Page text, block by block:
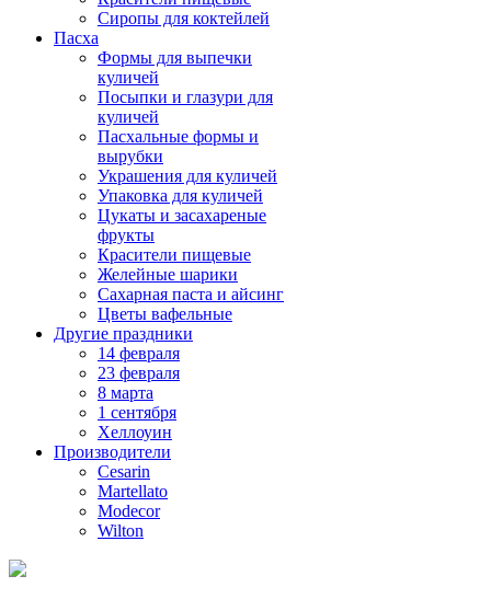
Сиропы для коктейлей
Пасха
Формы для выпечки
куличей
Посыпки и глазури для
куличей
Пасхальные формы и
вырубки
Украшения для куличей
Упаковка для куличей
Цукаты и засахареные
фрукты
Красители пищевые
Желейные шарики
Сахарная паста и айсинг
Цветы вафельные
Другие праздники
14 февраля
23 февраля
8 марта
1 сентября
Хеллоуин
Производители
Cesarin
Martellato
Modecor
Wilton